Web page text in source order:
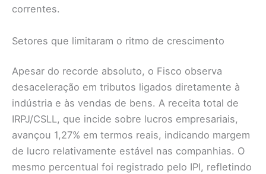
correntes.
Setores que limitaram o ritmo de crescimento
Apesar do recorde absoluto, o Fisco observa
desaceleração em tributos ligados diretamente à
indústria e às vendas de bens. A receita total de
IRPJ/CSLL, que incide sobre lucros empresariais,
avançou 1,27% em termos reais, indicando margem
de lucro relativamente estável nas companhias. O
mesmo percentual foi registrado pelo IPI, refletindo